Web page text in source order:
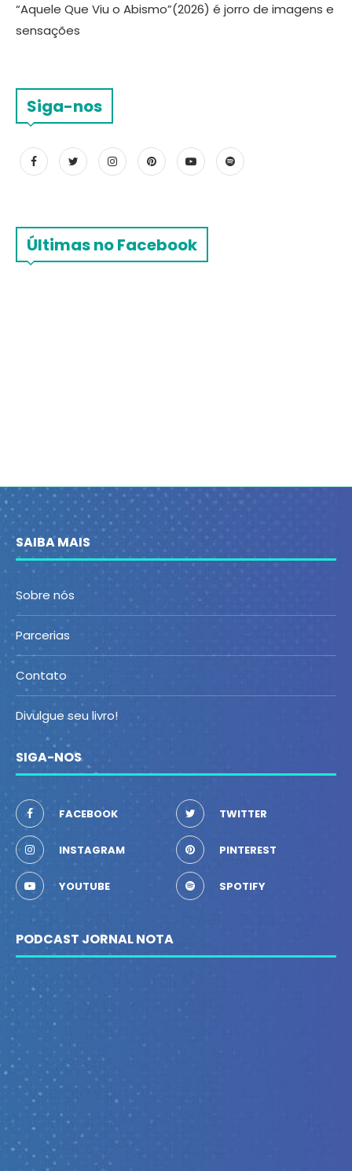
“Aquele Que Viu o Abismo”(2026) é jorro de imagens e
sensações
Siga-nos
Últimas no Facebook
SAIBA MAIS
Sobre nós
Parcerias
Contato
Divulgue seu livro!
SIGA-NOS
FACEBOOK TWITTER
INSTAGRAM PINTEREST
YOUTUBE SPOTIFY
PODCAST JORNAL NOTA